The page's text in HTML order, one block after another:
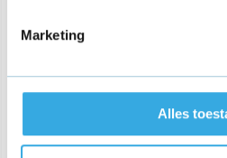
Marketing
Alles
Originele USB snellader 9V